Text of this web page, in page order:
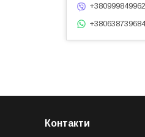
+380638739684
Контакти